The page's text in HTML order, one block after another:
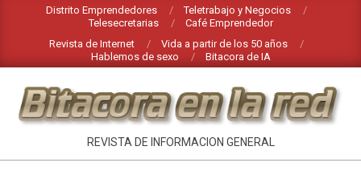
contenido
Distrito Emprendedores
Teletrabajo y Negocios
Telesecretarias
Café Emprendedor
Revista de Internet
Vida a partir de los 50 años
Hablemos de sexo
Bitacora de IA
BITACORA
REVISTA DE INFORMACION GENERAL